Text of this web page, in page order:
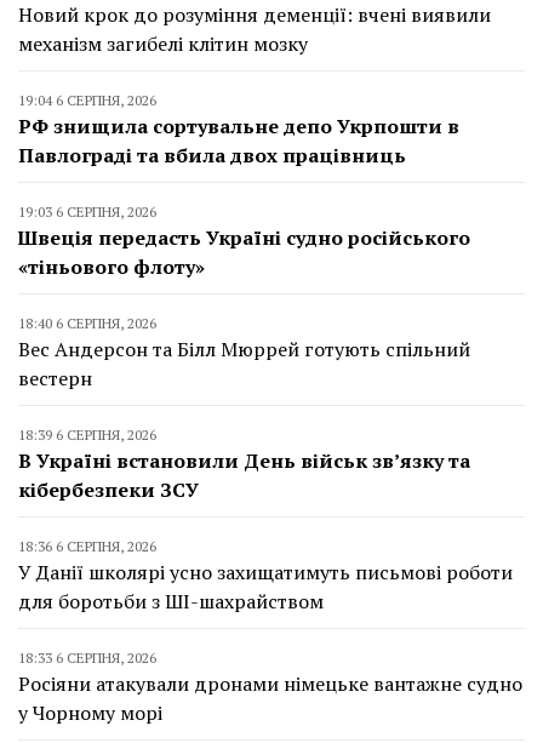
Новий крок до розуміння деменції: вчені виявили
механізм загибелі клітин мозку
19:04 6 СЕРПНЯ, 2026
РФ знищила сортувальне депо Укрпошти в
Павлограді та вбила двох працівниць
19:03 6 СЕРПНЯ, 2026
Швеція передасть Україні судно російського
«тіньового флоту»
18:40 6 СЕРПНЯ, 2026
Вес Андерсон та Білл Мюррей готують спільний
вестерн
18:39 6 СЕРПНЯ, 2026
В Україні встановили День військ зв’язку та
кібербезпеки ЗСУ
18:36 6 СЕРПНЯ, 2026
У Данії школярі усно захищатимуть письмові роботи
для боротьби з ШІ-шахрайством
18:33 6 СЕРПНЯ, 2026
Росіяни атакували дронами німецьке вантажне судно
у Чорному морі